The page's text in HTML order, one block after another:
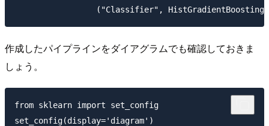
作成したパイプラインをダイアグラムでも確認しておきま
しょう。
from sklearn import set_config
set_config(display='diagram')